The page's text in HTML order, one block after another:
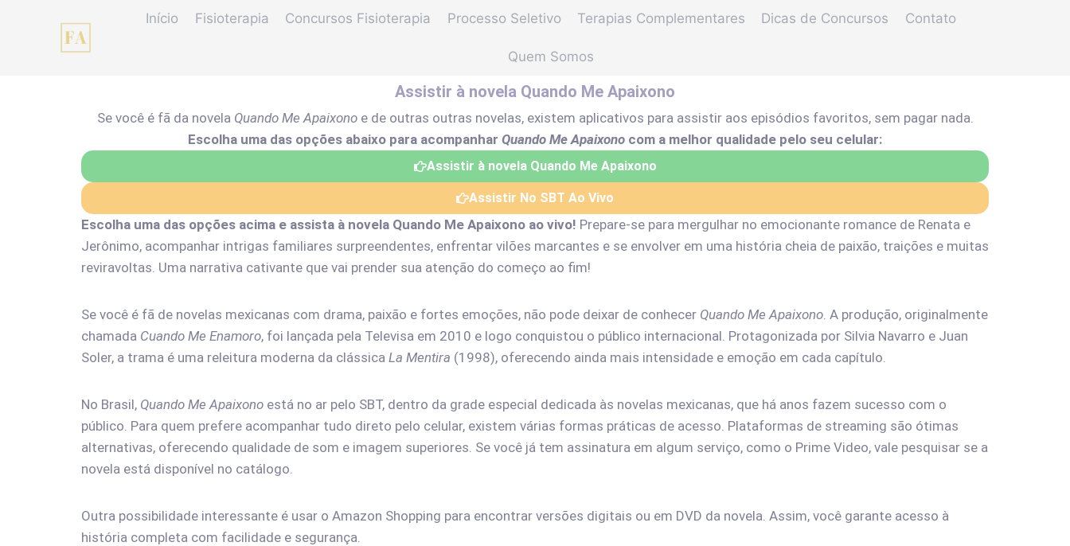
Início Fisioterapia Concursos Fisioterapia Processo Seletivo Terapias Complementares Dicas de Concursos Contato
Quem Somos
Assistir à novela Quando Me Apaixono
Se você é fã da novela Quando Me Apaixonoe de outras outras novelas, existem aplicativos para assistir aos episódios favoritos, sem pagar nada.
Escolha uma das opções abaixo para acompanhar Quando Me Apaixono com a melhor qualidade pelo seu celular:
Assistir à novela Quando Me Apaixono
Assistir No SBT Ao Vivo
Escolha uma das opções acima e assista à novela Quando Me Apaixono ao vivo! Prepare-se para mergulhar no emocionante romance de Renata e
Jerônimo, acompanhar intrigas familiares surpreendentes, enfrentar vilões marcantes e se envolver em uma história cheia de paixão, traições e muitas
reviravoltas. Uma narrativa cativante que vai prender sua atenção do começo ao fim!
Se você é fã de novelas mexicanas com drama, paixão e fortes emoções, não pode deixar de conhecer Quando Me Apaixono . A produção, originalmente
chamada Cuando Me Enamoro, foi lançada pela Televisa em 2010 e logo conquistou o público internacional. Protagonizada por Silvia Navarro e Juan
Soler, a trama é uma releitura moderna da clássica La Mentira (1998), oferecendo ainda mais intensidade e emoção em cada capítulo.
No Brasil, Quando Me Apaixono está no ar pelo SBT, dentro da grade especial dedicada às novelas mexicanas, que há anos fazem sucesso com o
público. Para quem prefere acompanhar tudo direto pelo celular, existem várias formas práticas de acesso. Plataformas de streaming são ótimas
alternativas, oferecendo qualidade de som e imagem superiores. Se você já tem assinatura em algum serviço, como o Prime Video, vale pesquisar se a
novela está disponível no catálogo.
Outra possibilidade interessante é usar o Amazon Shopping para encontrar versões digitais ou em DVD da novela. Assim, você garante acesso à
história completa com facilidade e segurança.